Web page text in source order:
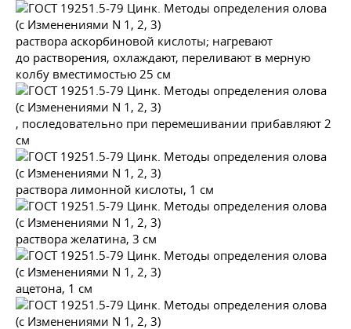
раствора аскорбиновой кислоты; нагревают
до растворения, охлаждают, переливают в мерную
колбу вместимостью 25 см
, последовательно при перемешивании прибавляют 2
см
раствора лимонной кислоты, 1 см
раствора желатина, 3 см
ацетона, 1 см